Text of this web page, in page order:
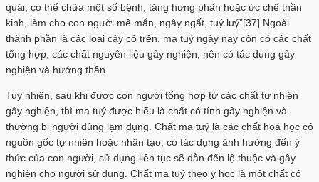
quái, có thể chữa một số bệnh, tăng hưng phấn hoặc ức chế thần
kinh, làm cho con người mê mẩn, ngây ngất, tuý luý”[37].Ngoài
thành phần là các loại cây cỏ trên, ma tuý ngày nay còn có các chất
tổng hợp, các chất nguyên liệu gây nghiện, nên có tác dụng gây
nghiện và hướng thần.
Tuy nhiên, sau khi được con người tổng hợp từ các chất tự nhiên
gây nghiện, thì ma tuý được hiểu là chất có tính gây nghiện và
thường bị người dùng lạm dụng. Chất ma tuý là các chất hoá học có
nguồn gốc tự nhiên hoặc nhân tạo, có tác dụng ảnh hưởng đến ý
thức của con người, sử dụng liên tục sẽ dẫn đến lệ thuộc và gây
nghiện cho người sử dụng. Chất ma tuý theo y học là một chất có